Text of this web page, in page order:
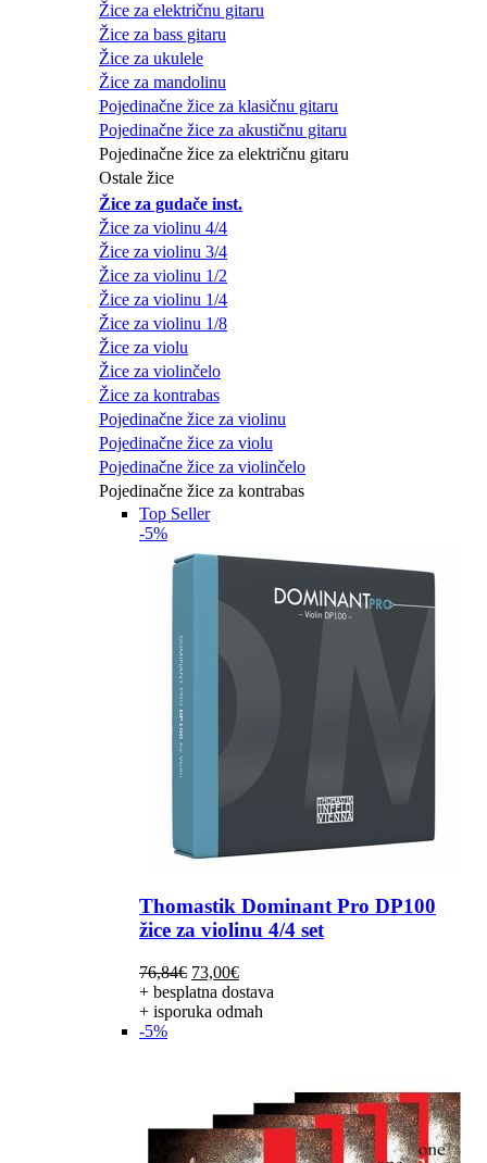
Žice za električnu gitaru
Žice za bass gitaru
Žice za ukulele
Žice za mandolinu
Pojedinačne žice za klasičnu gitaru
Pojedinačne žice za akustičnu gitaru
Pojedinačne žice za električnu gitaru
Ostale žice
Žice za gudače inst.
Žice za violinu 4/4
Žice za violinu 3/4
Žice za violinu 1/2
Žice za violinu 1/4
Žice za violinu 1/8
Žice za violu
Žice za violinčelo
Žice za kontrabas
Pojedinačne žice za violinu
Pojedinačne žice za violu
Pojedinačne žice za violinčelo
Pojedinačne žice za kontrabas
Top Seller
-5%
Thomastik Dominant Pro DP100
žice za violinu 4/4 set
76,84€ Izvorna
cijena
bila
73,00€Trenutna
cijena
je:
+ besplatna dostava
+ isporuka odmah
-5%